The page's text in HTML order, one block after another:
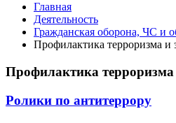
Главная
Деятельность
Гражданская оборона, ЧС и
Профилактика терроризма и
Профилактика терроризма
Ролики по антитеррору